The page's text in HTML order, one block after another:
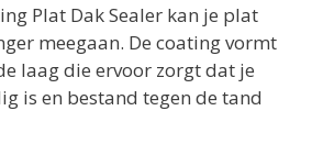
Plat Dak Sealer kan je plat
meegaan. De coating vormt
laag die ervoor zorgt dat je
is en bestand tegen de tand